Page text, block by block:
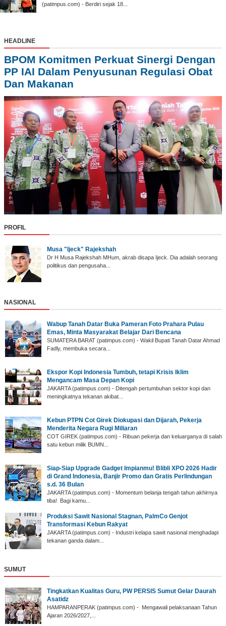
(patimpus.com) - Berdiri sejak 18...
HEADLINE
BPOM Komitmen Perkuat Sinergi Dengan
PP IAI Dalam Penyusunan Regulasi Obat
Dan Makanan
PROFIL
Musa "Ijeck" Rajekshah
Dr H Musa Rajekshah MHum, akrab disapa Ijeck. Dia adalah seorang
politikus dan pengusaha...
NASIONAL
Wabup Tanah Datar ‎Buka Pameran Foto Prahara Pulau
Emas, Minta Masyarakat Belajar Dari Bencana
SUMATERA BARAT (p‎atimpus.com) - Wakil Bupati Tanah Datar Ahmad
Fadly, membuka secara...
Ekspor Kopi Indonesia Tumbuh, tetapi Krisis Iklim
Mengancam Masa Depan Kopi
JAKARTA (patimpus.com) - Ditengah pertumbuhan sektor kopi dan
meningkatnya tekanan akibat...
Kebun PTPN Cot Girek Diokupasi dan Dijarah, Pekerja
Menderita Negara Rugi Miliaran
COT GIREK (patimpus.com) - Ribuan pekerja dan keluarganya di salah
satu kebun milik BUMN...
Siap-Siap Upgrade Gadget Impianmu! Blibli XPO 2026 Hadir
di Grand Indonesia, Banjir Promo dan Gratis Perlindungan
s.d. 36 Bulan
JAKARTA (patimpus.com) - Momentum belanja tengah tahun akhirnya
tiba! Bagi kamu...
Produksi Sawit Nasional Stagnan, PalmCo Genjot
Transformasi Kebun Rakyat
JAKARTA (patimpus.com) - Industri kelapa sawit nasional menghadapi
tekanan ganda dalam...
SUMUT
‎Tingkatkan Kualitas Guru, PW PERSIS Sumut Gelar Daurah
Asatidz
‎HAMPARANPERAK (patimpus.com) - Mengawali pelaksanaan Tahun
Ajaran 2026/2027,...